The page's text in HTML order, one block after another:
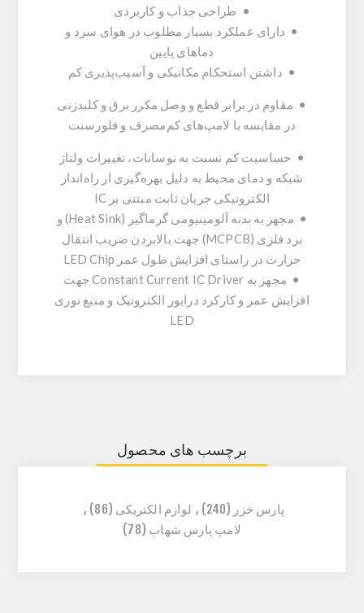
• طراحی جذاب و کاربردی
• دارای عملکرد بسیار مطلوب در هوای سرد و
دماهای پایین
• داشتن استحکام مکانیکی و آسیب‌پذیری کم
• مقاوم در برابر قطع و وصل مکرر برق و کلیدزنی
در مقایسه با لامپ‌های کم‌مصرف و فلورسنت
• حساسیت کم نسبت به نوسانات، تغییرات ولتاژ
شبکه و دمای محیط به دلیل بهره‌گیری از راه‌انداز
الکترونیکی جریان ثابت مبتنی بر IC
• مجهز به بدنه آلومینیومی گرماگیر (Heat Sink) و
برد فلزی (MCPCB) جهت بالابردن ضریب انتقال
حرارت در راستای افزایش طول عمر LED Chip
• مجهز به Constant Current IC Driver جهت
افزایش عمر و کارکرد درایور الکترونیک و منبع نوری
LED
برچسب های محصول
پارس خزر (240)
, لوازم الکتریکی (86)
,
لامپ پارس شهاب (78)